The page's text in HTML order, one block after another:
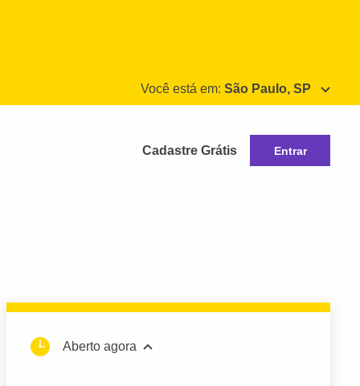
Você está em: São Paulo, SP
Cadastre Grátis Entrar
Aberto agora